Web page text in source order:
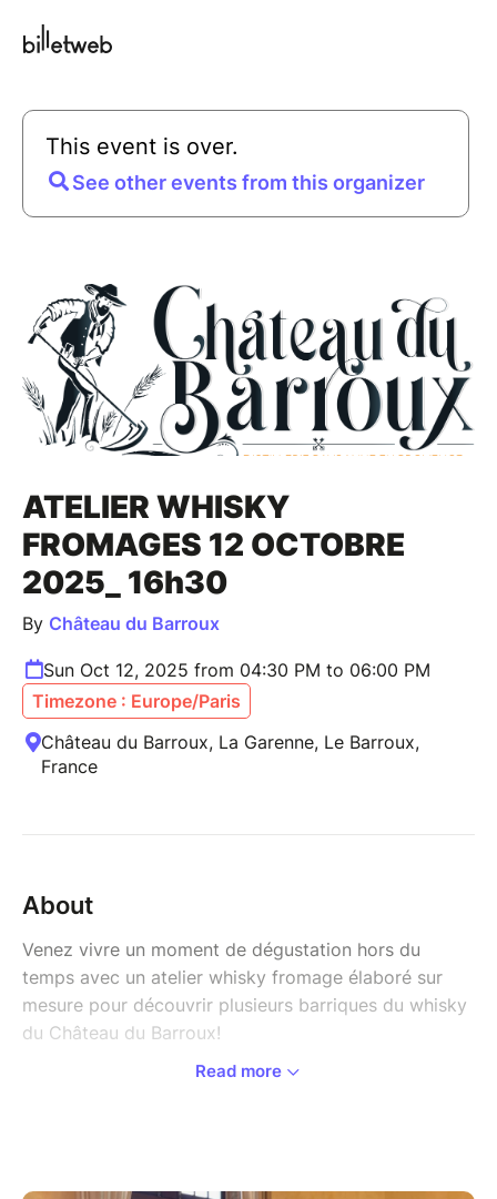
This event is over.
See other events from this organizer
ATELIER WHISKY
FROMAGES 12 OCTOBRE
2025_ 16h30
By Château du Barroux
Sun Oct 12, 2025 from 04:30 PM to 06:00 PM
Timezone : Europe/Paris
Château du Barroux, La Garenne, Le Barroux,
France
About
Venez vivre un moment de dégustation hors du
temps avec un atelier whisky fromage élaboré sur
mesure pour découvrir plusieurs barriques du whisky
du Château du Barroux!
Read more